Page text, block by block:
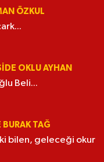
ÖZKUL
OKLU AYHAN
Beli...
BURAK TAĞ
bilen, geleceği okur